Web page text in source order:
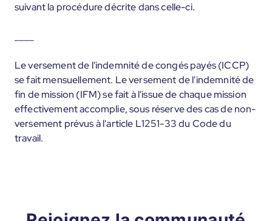
suivant la procédure décrite dans celle-ci.
Le versement de l'indemnité de congés payés (ICCP)
se fait mensuellement. Le versement de l'indemnité de
fin de mission (IFM) se fait à l'issue de chaque mission
effectivement accomplie, sous réserve des cas de non-
versement prévus à l'article L1251-33 du Code du
travail.